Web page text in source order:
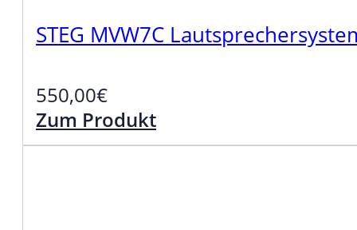
STEG MVW7C
550,00€
Zum Produkt